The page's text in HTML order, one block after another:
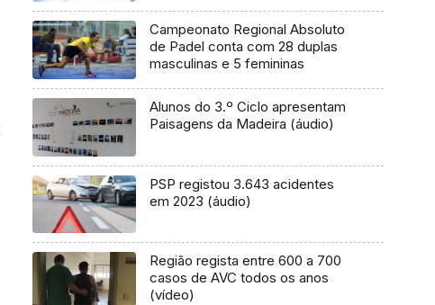
Campeonato Regional Absoluto
de Padel conta com 28 duplas
masculinas e 5 femininas
Alunos do 3.º Ciclo apresentam
Paisagens da Madeira (áudio)
PSP registou 3.643 acidentes
em 2023 (áudio)
Região regista entre 600 a 700
casos de AVC todos os anos
(vídeo)